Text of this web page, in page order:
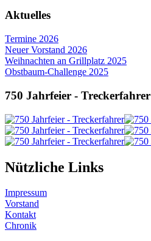
Aktuelles
Termine 2026
Neuer Vorstand 2026
Weihnachten an Grillplatz 2025
Obstbaum-Challenge 2025
750 Jahrfeier - Treckerfahrer
Nützliche Links
Impressum
Vorstand
Kontakt
Chronik